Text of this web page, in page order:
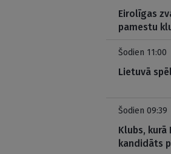
Eirolīgas
pamestu
Šodien 11:00
Lietuvā
Šodien 09:39
Klubs,
kandidāts